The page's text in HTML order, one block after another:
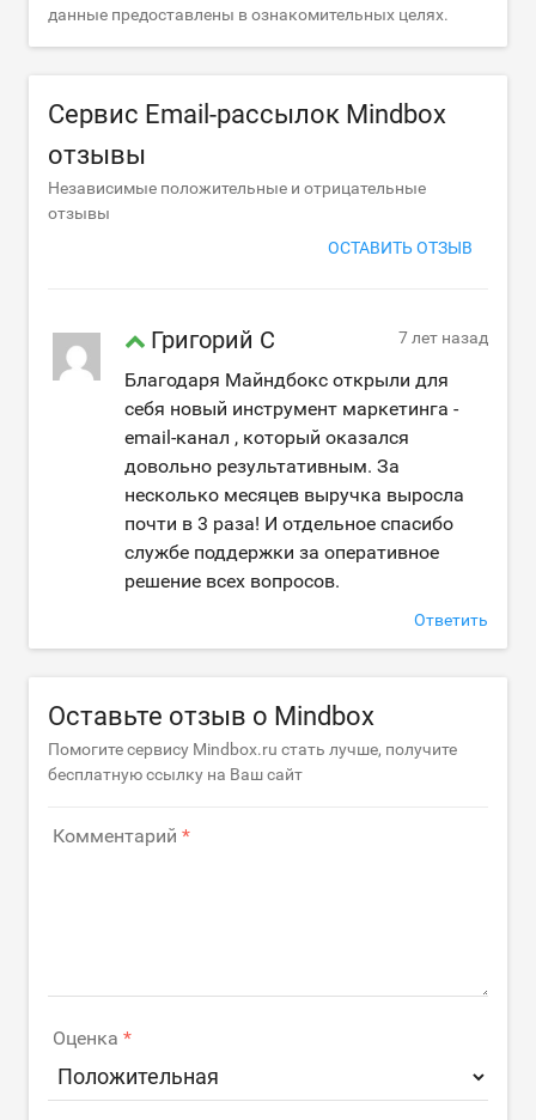
данные предоставлены в ознакомительных целях.
Сервис Email-рассылок Mindbox
отзывы
Независимые положительные и отрицательные
отзывы
ОСТАВИТЬ ОТЗЫВ
Григорий С 7 лет назад
Благодаря Майндбокс открыли для
себя новый инструмент маркетинга -
email-канал , который оказался
довольно результативным. За
несколько месяцев выручка выросла
почти в 3 раза! И отдельное спасибо
службе поддержки за оперативное
решение всех вопросов.
Ответить
Оставьте отзыв о Mindbox
Помогите сервису Mindbox.ru стать лучше, получите
бесплатную ссылку на Ваш сайт
Комментарий
Оценка